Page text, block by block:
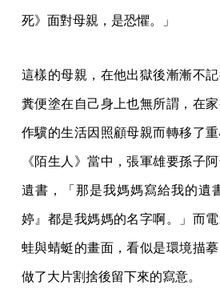
死》面對母親，是恐懼。」
這樣的母親，在他出獄後漸漸不
糞便塗在自己身上也無所謂，在
作驥的生活因照顧母親而轉移了重
《陌生人》當中，張軍雄要孫子
遺書，「那是我媽媽寫給我的
婷』都是我媽媽的名字啊。」而
蛙與蜻蜓的畫面，看似是環境描
做了大片割捨後留下來的寫意。